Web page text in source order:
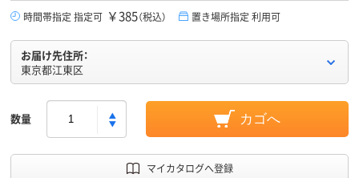
時間帯指定 指定可 ￥385（税込） 置き場所指定 利用可
お届け先住所：
東京都江東区
数量 カゴへ
マイカタログへ登録